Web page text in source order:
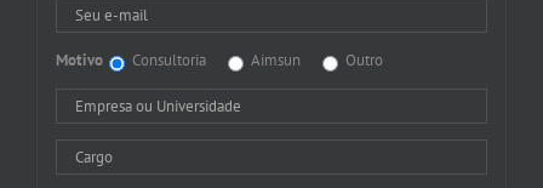
Motivo Consultoria Aimsun Outro